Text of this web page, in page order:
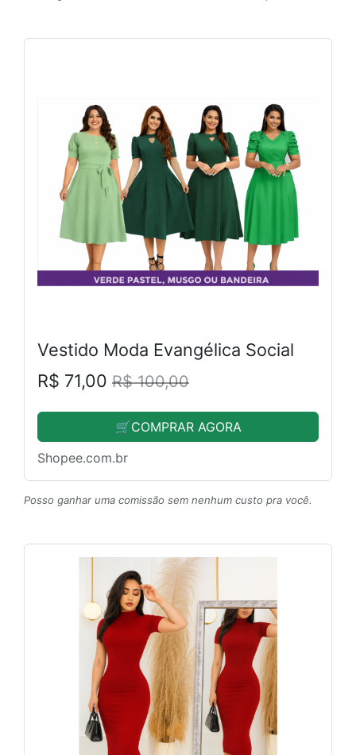
Vestido Moda Evangélica Social
R$ 71,00 R$ 100,00
🛒COMPRAR AGORA
Shopee.com.br
Posso ganhar uma comissão sem nenhum custo pra você.